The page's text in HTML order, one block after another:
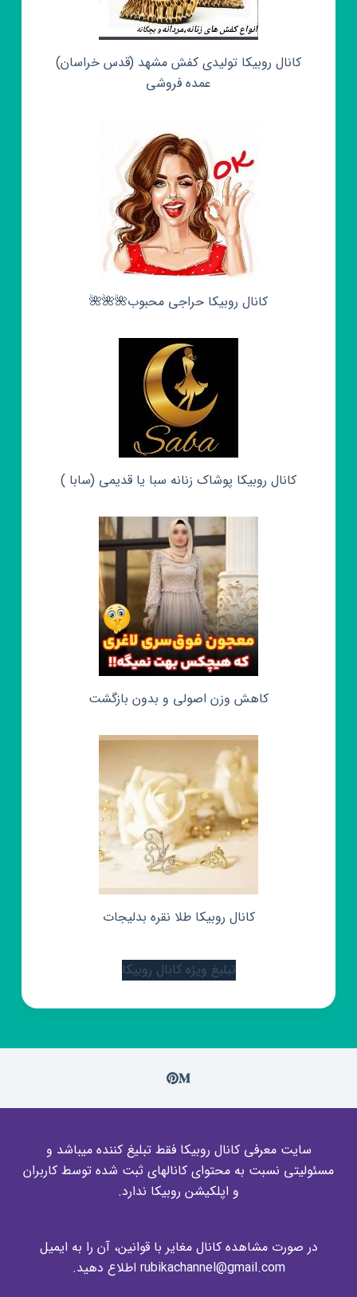
کانال روبیکا تولیدی کفش مشهد (قدس خراسان)
عمده فروشی
کانال روبیکا حراجی محبوب🌺🌺🌺
کانال روبیکا پوشاک زنانه سبا یا قدیمی (سابا )
کاهش وزن اصولی و بدون بازگشت
کانال روبیکا طلا نقره بدلیجات
تبلیغ ویژه کانال روبیکا
سایت معرفی کانال روبیکا فقط تبلیغ کننده میباشد و
مسئولیتی نسبت به محتوای کانالهای ثبت شده توسط کاربران
و اپلکیشن روبیکا ندارد.
در صورت مشاهده کانال مغایر با قوانین، آن را به ایمیل
rubikachannel@gmail.com اطلاع دهید.